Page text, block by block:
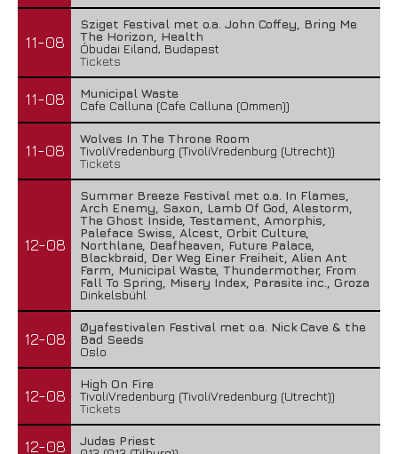
11-08
Sziget Festival met o.a. John Coffey, Bring Me
The Horizon, Health
Óbudai Eiland, Budapest
Tickets
11-08
Municipal Waste
Cafe Calluna (Cafe Calluna (Ommen))
11-08
Wolves In The Throne Room
TivoliVredenburg (TivoliVredenburg (Utrecht))
Tickets
12-08
Summer Breeze Festival met o.a. In Flames,
Arch Enemy, Saxon, Lamb Of God, Alestorm,
The Ghost Inside, Testament, Amorphis,
Paleface Swiss, Alcest, Orbit Culture,
Northlane, Deafheaven, Future Palace,
Blackbraid, Der Weg Einer Freiheit, Alien Ant
Farm, Municipal Waste, Thundermother, From
Fall To Spring, Misery Index, Parasite inc., Groza
Dinkelsbühl
12-08
Øyafestivalen Festival met o.a. Nick Cave & the
Bad Seeds
Oslo
12-08
High On Fire
TivoliVredenburg (TivoliVredenburg (Utrecht))
Tickets
12-08
Judas Priest